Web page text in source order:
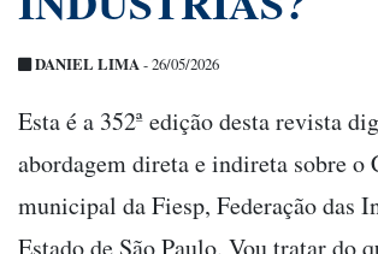
DANIEL LIMA- 26/05/2026
Esta é a 352ª edição desta revista
abordagem direta e indireta sobre o
municipal da Fiesp, Federação das
Estado de São Paulo. Vou tratar do